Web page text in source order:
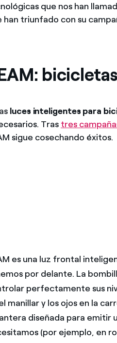
que nos han
han triunfado con su
luces inteligentes para
Tras tres
sigue cosechando éxitos.
es una luz frontal
por delante. La
perfectamente sus
manillar y los ojos en la
diseñada para emitir
(por ejemplo, en